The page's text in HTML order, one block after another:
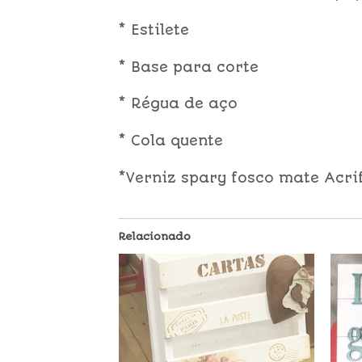
* Estilete
* Base para corte
* Régua de aço
* Cola quente
*Verniz spary fosco mate
Relacionado